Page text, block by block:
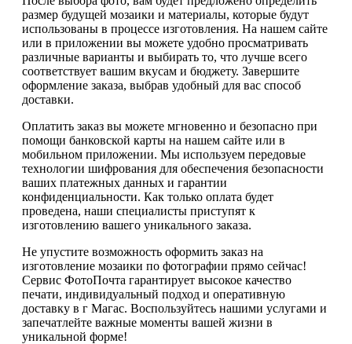
размер будущей мозаики и материалы, которые будут
использованы в процессе изготовления. На нашем сайте
или в приложении вы можете удобно просматривать
различные варианты и выбирать то, что лучше всего
соответствует вашим вкусам и бюджету. Завершите
оформление заказа, выбрав удобный для вас способ
доставки.
Оплатить заказ вы можете мгновенно и безопасно при
помощи банковской карты на нашем сайте или в
мобильном приложении. Мы используем передовые
технологии шифрования для обеспечения безопасности
ваших платежных данных и гарантии
конфиденциальности. Как только оплата будет
проведена, наши специалисты приступят к
изготовлению вашего уникального заказа.
Не упустите возможность оформить заказ на
изготовление мозаики по фотографии прямо сейчас!
Сервис ФотоПочта гарантирует высокое качество
печати, индивидуальный подход и оперативную
доставку в г Магас. Воспользуйтесь нашими услугами и
запечатлейте важные моменты вашей жизни в
уникальной форме!